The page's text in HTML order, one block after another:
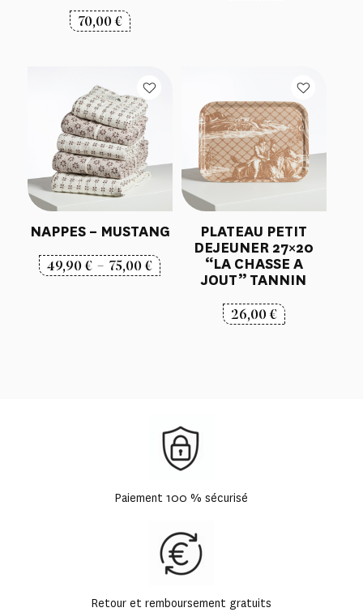
70,00€
NAPPES – MUSTANG
49,90€ – 75,00€Plage
PLATEAU PETIT
DEJEUNER 27×20
“LA CHASSE A
JOUT” TANNIN
26,00€
Paiement 100 % sécurisé
Retour et remboursement gratuits